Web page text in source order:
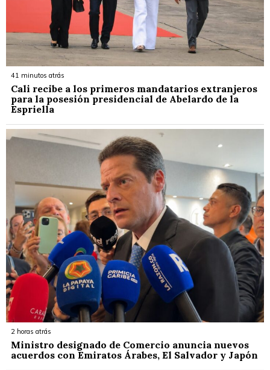
41 minutos atrás
Cali recibe a los primeros mandatarios extranjeros
para la posesión presidencial de Abelardo de la
Espriella
2 horas atrás
Ministro designado de Comercio anuncia nuevos
acuerdos con Emiratos Árabes, El Salvador y Japón